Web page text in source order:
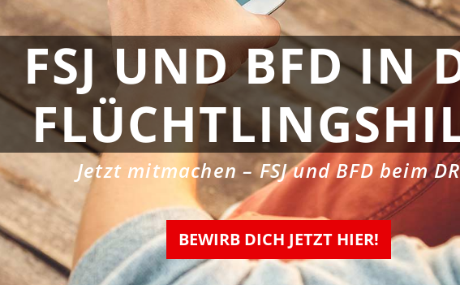
FSJ UND BFD IN
Jetzt mitmachen – FSJ und BFD beim
BEWIRB DICH JETZT HIER!